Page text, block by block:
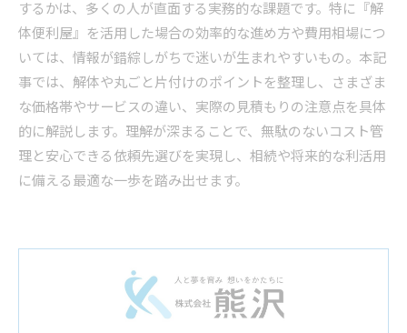
するかは、多くの人が直面する実務的な課題です。特に『解
体便利屋』を活用した場合の効率的な進め方や費用相場につ
いては、情報が錯綜しがちで迷いが生まれやすいもの。本記
事では、解体や丸ごと片付けのポイントを整理し、さまざま
な価格帯やサービスの違い、実際の見積もりの注意点を具体
的に解説します。理解が深まることで、無駄のないコスト管
理と安心できる依頼先選びを実現し、相続や将来的な利活用
に備える最適な一歩を踏み出せます。